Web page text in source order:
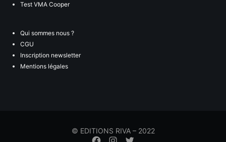
Test VMA Cooper
Qui sommes nous ?
CGU
Inscription newsletter
Mentions légales
© EDITIONS RIVA – 2022
Élément